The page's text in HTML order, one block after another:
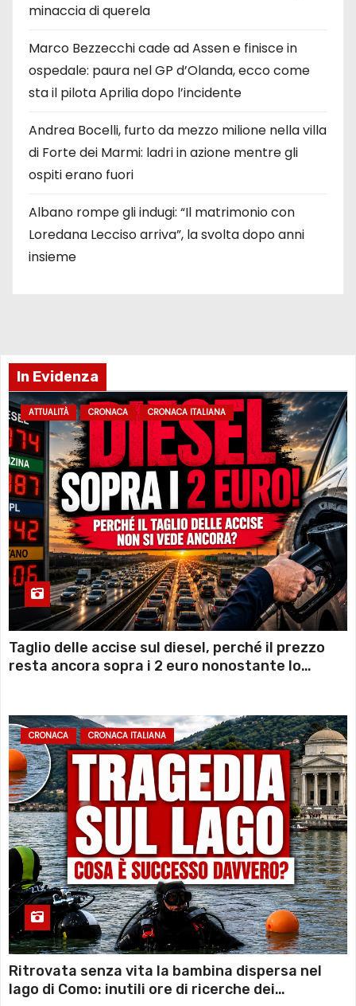
minaccia di querela
Marco Bezzecchi cade ad Assen e finisce in
ospedale: paura nel GP d’Olanda, ecco come
sta il pilota Aprilia dopo l’incidente
Andrea Bocelli, furto da mezzo milione nella villa
di Forte dei Marmi: ladri in azione mentre gli
ospiti erano fuori
Albano rompe gli indugi: “Il matrimonio con
Loredana Lecciso arriva”, la svolta dopo anni
insieme
In Evidenza
ATTUALITÀ CRONACA CRONACA ITALIANA
Taglio delle accise sul diesel, perché il prezzo
resta ancora sopra i 2 euro nonostante lo
CRONACA CRONACA ITALIANA
Ritrovata senza vita la bambina dispersa nel
lago di Como: inutili ore di ricerche dei